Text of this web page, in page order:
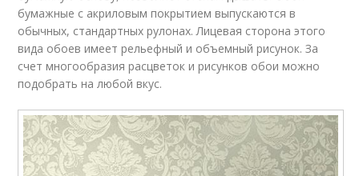
бумажные с акриловым покрытием выпускаются в
обычных, стандартных рулонах. Лицевая сторона этого
вида обоев имеет рельефный и объемный рисунок. За
счет многообразия расцветок и рисунков обои можно
подобрать на любой вкус.